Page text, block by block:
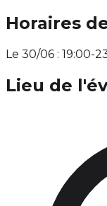
Horaires
Le 30/06 : 19:00-
Lieu de